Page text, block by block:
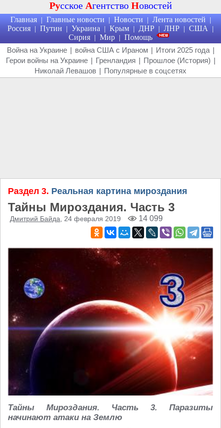
Русское Агентство Новостей
Главная | Главные новости | Новости | Лента новостей |
Россия | Путин | Украина | Крым | ДНР | ЛНР | США |
Сирия | Мир | Помощь
Война на Украине | война США с Ираном | Итоги 2025 года |
Герои войны на Украине | Гренландия | Прошлое (История) |
Николай Левашов | Популярные в соцсетях
Раздел 3. Реальная картина мироздания
Тайны Мироздания. Часть 3
Дмитрий Байда , 24 февраля 2019 14 099
Тайны Мироздания. Часть 3. Паразиты
начинают атаки на Землю